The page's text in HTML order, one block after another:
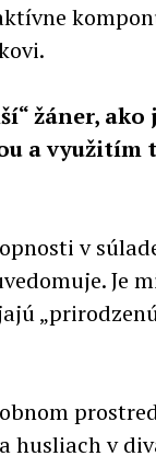
žáner,
a
v
Je
husliach v